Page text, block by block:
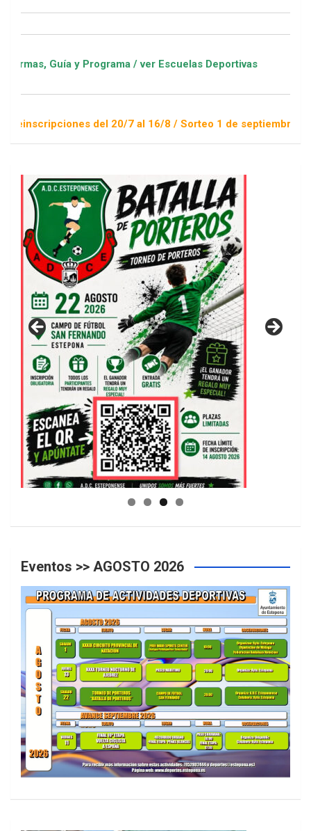
y Programa / ver Escuelas Deportivas
del 20/7 al 16/8 / Sorteo 1 de septiembre
GUIA DE INSTALACIONES DEPORTIVAS
Eventos >> AGOSTO 2026